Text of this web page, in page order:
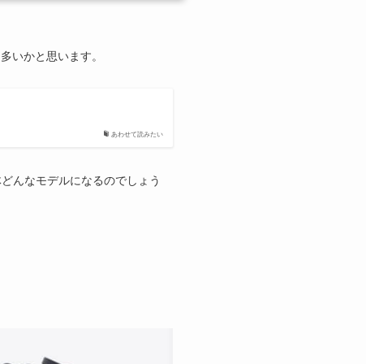
いかと思います。
あわせて読みたい
んなモデルになるのでしょう